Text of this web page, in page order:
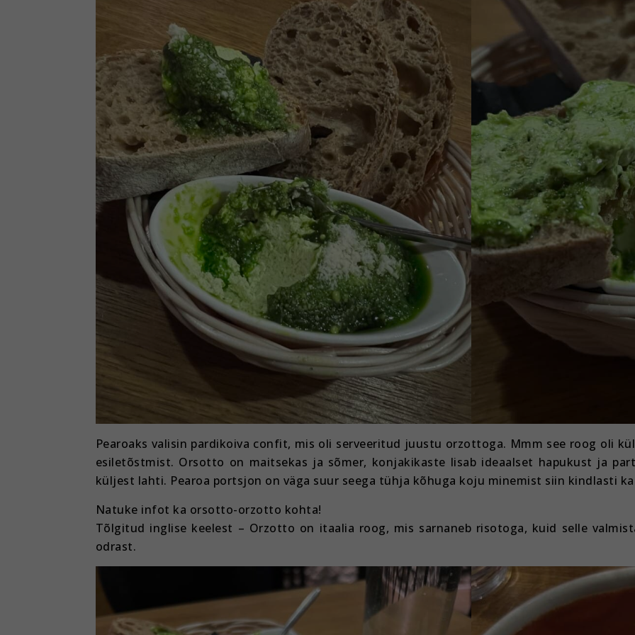
Pearoaks valisin pardikoiva confit, mis oli serveeritud juustu orzottoga. Mmm see roog oli
esiletõstmist. Orsotto on maitsekas ja sõmer, konjakikaste lisab ideaalset hapukust ja
küljest lahti. Pearoa portsjon on väga suur seega tühja kõhuga koju minemist siin kindlasti
Natuke infot ka orsotto-orzotto kohta!
Tõlgitud inglise keelest – Orzotto on itaalia roog, mis sarnaneb risotoga, kuid selle
odrast.